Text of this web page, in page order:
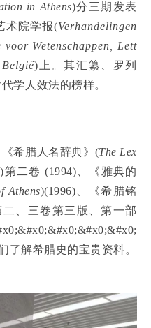
in Athens)分三期发表
术院学报(Verhandelingen
Wetenschappen, Lett
België)上。其汇纂、罗列
学人效法的榜样。
希腊人名辞典》(The Lex
)第二卷 (1994)、《雅典的
Athens)(1996)、《希腊铭
二、三卷第三版、第一部
了解希腊史的宝贵资料。